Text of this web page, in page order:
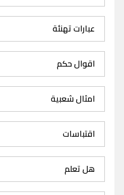
عبارات تهنئة
اقوال حكم
امثال شعبية
اقتباسات
هل تعلم